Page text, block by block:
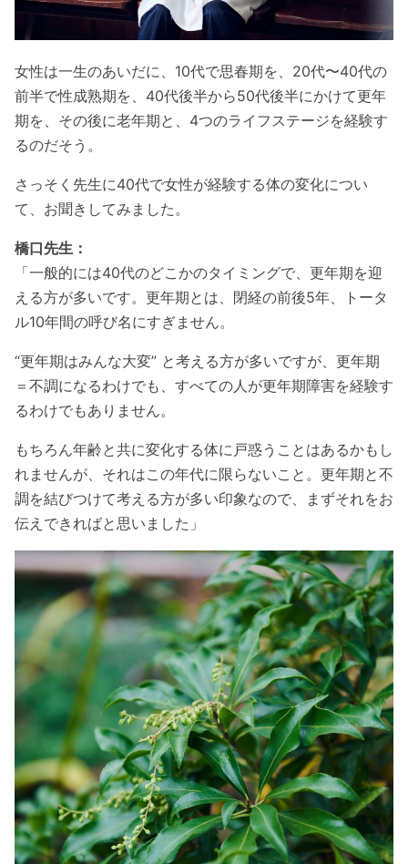
女性は一生のあいだに、10代で思春期を、20代〜40代の
前半で性成熟期を、40代後半から50代後半にかけて更年
期を、その後に老年期と、4つのライフステージを経験す
るのだそう。
さっそく先生に40代で女性が経験する体の変化につい
て、お聞きしてみました。
橋口先生：
「一般的には40代のどこかのタイミングで、更年期を迎
える方が多いです。更年期とは、閉経の前後5年、トータ
ル10年間の呼び名にすぎません。
“更年期はみんな大変” と考える方が多いですが、更年期
＝不調になるわけでも、すべての人が更年期障害を経験す
るわけでもありません。
もちろん年齢と共に変化する体に戸惑うことはあるかもし
れませんが、それはこの年代に限らないこと。更年期と不
調を結びつけて考える方が多い印象なので、まずそれをお
伝えできればと思いました」